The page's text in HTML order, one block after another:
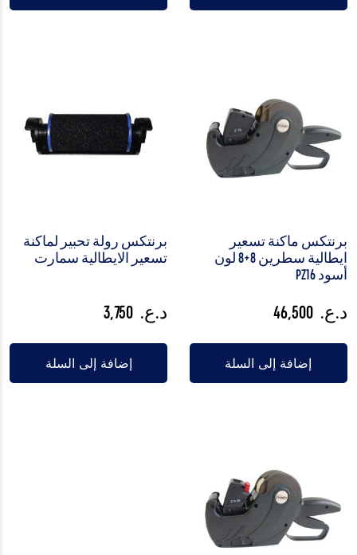
برنتكس ماكنة تسعير
ايطالية سطرين 8+8 لون
أسود PZ16
د.ع.
إضافة إلى السلة
برنتكس رولة تحبير لماكنة
تسعير الايطالية سمارت
د.ع.
إضافة إلى السلة